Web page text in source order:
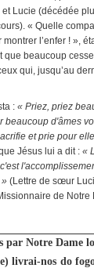
Lucie (décédée
« Quelle
l’enfer ! »,
que beaucoup
qui, jusqu’au
: « Priez, priez
beaucoup d'âmes
et prie pour
Jésus lui a dit : «
(Lettre de sœur
de Notre
par Notre Dame
livrai-nos do